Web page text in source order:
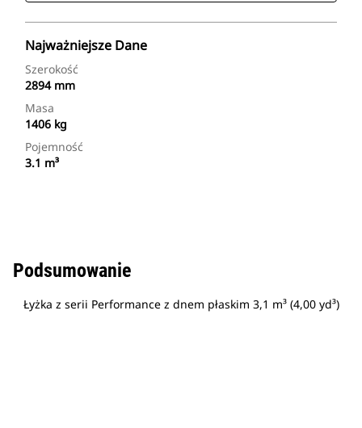
Najważniejsze Dane
Szerokość
2894 mm
Masa
1406 kg
Pojemność
3.1 m³
Podsumowanie
Łyżka z serii Performance z dnem płaskim 3,1 m³ (4,00 yd³)